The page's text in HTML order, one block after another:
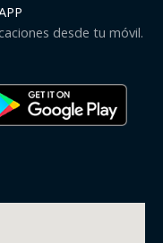
desde tu móvil.